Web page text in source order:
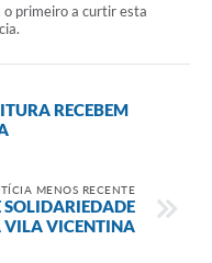
o primeiro a curtir esta
RECEBEM
MENOS RECENTE
VILA VICENTINA